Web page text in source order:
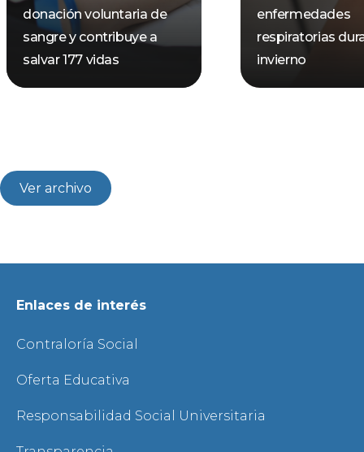
donación voluntaria de
sangre y contribuye a
salvar 177 vidas
enfermedades
respiratorias
invierno
Ver archivo
Enlaces de interés
Contraloría Social
Oferta Educativa
Responsabilidad Social Universitaria